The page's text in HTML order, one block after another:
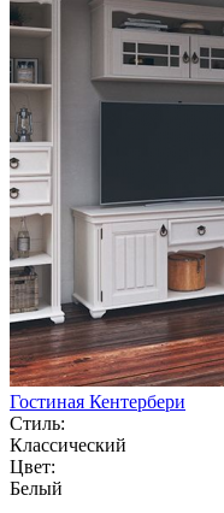
Гостиная Кентербери
Стиль:
Классический
Цвет:
Белый